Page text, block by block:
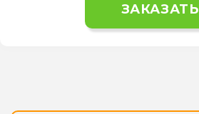
ЗАКАЗАТЬ